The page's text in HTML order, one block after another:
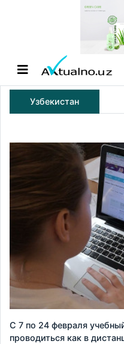
Узбекистан
С 7 по 24 февраля
проводиться как в